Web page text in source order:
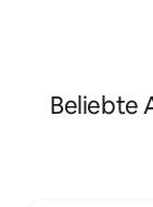
dich in die
Fähre ist um
Beliebte